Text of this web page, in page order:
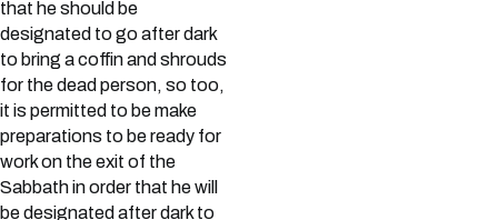
that he should be
designated to go after dark
to bring a coffin and shrouds
for the dead person, so too,
it is permitted to be make
preparations to be ready for
work on the exit of the
Sabbath in order that he will
be designated after dark to